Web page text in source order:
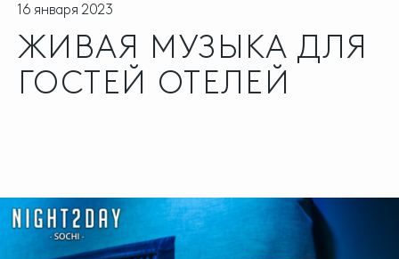
16 января 2023
ЖИВАЯ МУЗЫКА ДЛЯ
ГОСТЕЙ ОТЕЛЕЙ